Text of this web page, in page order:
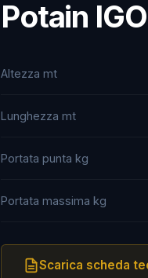
Potain
Altezza mt
Lunghezza mt
Portata punta kg
Portata massima kg
Scarica scheda